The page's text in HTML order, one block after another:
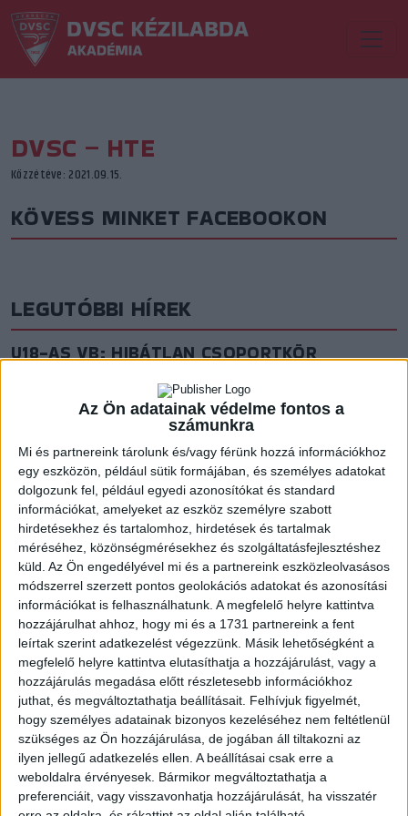
Az Ön adatainak védelme fontos a
számunkra
Mi és partnereink tárolunk és/vagy férünk hozzá információkhoz
egy eszközön, például sütik formájában, és személyes adatokat
dolgozunk fel, például egyedi azonosítókat és standard
információkat, amelyeket az eszköz személyre szabott
hirdetésekhez és tartalomhoz, hirdetések és tartalmak
méréséhez, közönségmérésekhez és szolgáltatásfejlesztéshez
küld. Az Ön engedélyével mi és a partnereink eszközleolvasásos
módszerrel szerzett pontos geolokációs adatokat és azonosítási
információkat is felhasználhatunk. A megfelelő helyre kattintva
hozzájárulhat ahhoz, hogy mi és a 1731 partnereink a fent
leírtak szerint adatkezelést végezzünk. Másik lehetőségként a
megfelelő helyre kattintva elutasíthatja a hozzájárulást, vagy a
hozzájárulás megadása előtt részletesebb információkhoz
juthat, és megváltoztathatja beállításait. Felhívjuk figyelmét,
hogy személyes adatainak bizonyos kezeléséhez nem feltétlenül
szükséges az Ön hozzájárulása, de jogában áll tiltakozni az
ilyen jellegű adatkezelés ellen. A beállításai csak erre a
weboldalra érvényesek. Bármikor megváltoztathatja a
preferenciáit, vagy visszavonhatja hozzájárulását, ha visszatér
DVSC – HTE
Közzétéve: 2021.09.15.
KÖVESS MINKET FACEBOOKON
LEGUTÓBBI HÍREK
U18-AS VB: HIBÁTLAN CSOPORTKÖR
Mindhárom csoportmérkőzését megnyerte a magyar ifjúsági válogatott az
Bővebben →
SORSOLTAK AZ NB I/B-BEN
2026.07.31. 19:57
Akadémistáink az előző évekhez hasonlóan a 2026/2027-es szezonban is
megméretteti...Bővebben →
U18-AS VB: KEZDŐDIK!
2026.07.28. 13:42
Első világbajnokságára készül a 2008-2009-es születésű játékosok alkotta
magyar ifjúsági...Bővebben →
U16-OS NYÍLT EB: EZÜSTÉRMES A MAGYAR
VÁLOGATOTT!
2026.07.04. 10:51
Első nemzetközi megmérettetésén, a svédországi U16-os nyílt Európa-
bajnokságon rögtön ezüstérmet...Bővebben →